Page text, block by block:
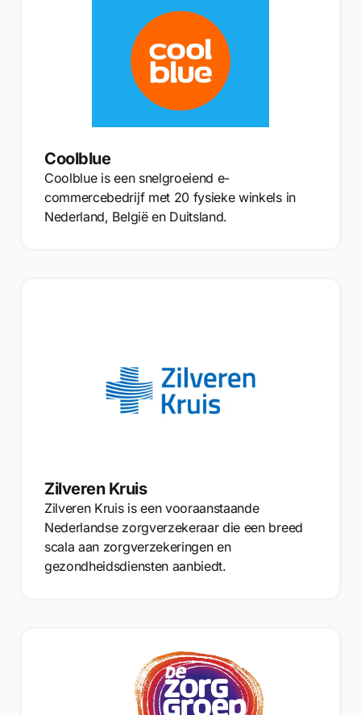
Coolblue
Coolblue is een snelgroeiend e-
commercebedrijf met 20 fysieke winkels in
Nederland, België en Duitsland.
Zilveren Kruis
Zilveren Kruis is een vooraanstaande
Nederlandse zorgverzekeraar die een breed
scala aan zorgverzekeringen en
gezondheidsdiensten aanbiedt.